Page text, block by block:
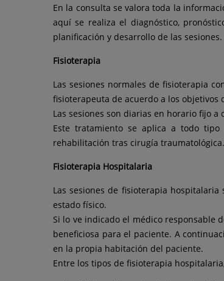
En la consulta se valora toda la
aquí se realiza el diagnóstico,
planificación y desarrollo de las
Fisioterapia
Las sesiones normales de fisioterapia
fisioterapeuta de acuerdo a los
Las sesiones son diarias en horario fijo
Este tratamiento se aplica a todo tipo
rehabilitación tras cirugía traumatológica.
Fisioterapia Hospitalaria
Las sesiones de fisioterapia
estado físico.
Si lo ve indicado el médico responsable
beneficiosa para el paciente. A
en la propia habitación del paciente.
Entre los tipos de fisioterapia